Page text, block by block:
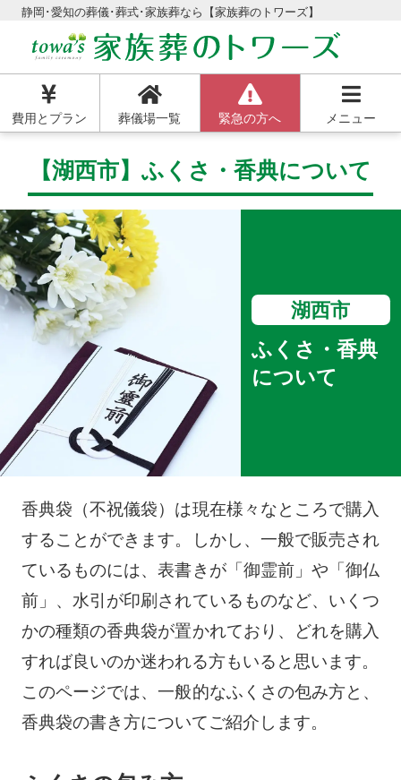
静岡･愛知の葬儀･葬式･家族葬なら【家族葬のトワーズ】
費用とプラン 葬儀場一覧 緊急の方へ メニュー
【湖西市】ふくさ・香典について
湖西市
ふくさ・香典
について
香典袋（不祝儀袋）は現在様々なところで購入
することができます。しかし、一般で販売され
ているものには、表書きが「御霊前」や「御仏
前」、水引が印刷されているものなど、いくつ
かの種類の香典袋が置かれており、どれを購入
すれば良いのか迷われる方もいると思います。
このページでは、一般的なふくさの包み方と、
香典袋の書き方についてご紹介します。